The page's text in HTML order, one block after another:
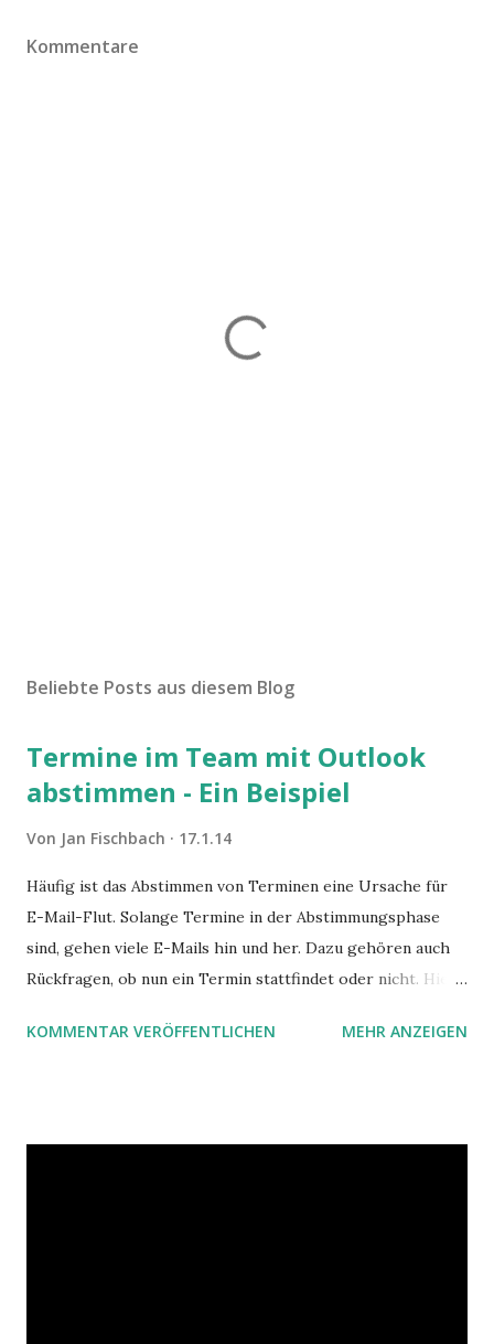
Kommentare
Beliebte Posts aus diesem Blog
Termine im Team mit Outlook
abstimmen - Ein Beispiel
Von Jan Fischbach 17.1.14
Häufig ist das Abstimmen von Terminen eine Ursache für
E-Mail-Flut. Solange Termine in der Abstimmungsphase
sind, gehen viele E-Mails hin und her. Dazu gehören auch
Rückfragen, ob nun ein Termin stattfindet oder nicht. Hier
Hilfe von Outlook.
KOMMENTAR VERÖFFENTLICHEN MEHR ANZEIGEN